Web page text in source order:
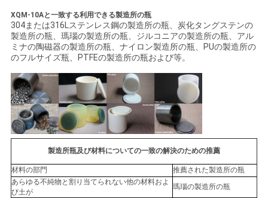
XQM-10Aと一致する利用できる製造所の瓶
304または316Lステンレス鋼の製造所の瓶、炭化タングステンの
製造所の瓶、瑪瑙の製造所の瓶、ジルコニアの製造所の瓶、アル
ミナの陶磁器の製造所の瓶、ナイロン製造所の瓶、PUの製造所の
のフルサイズ瓶、PTFEの製造所の瓶および等。
製造所瓶及び材料についての一致の解決のための推薦
材料の部門
推薦された製造所の瓶
あらゆる不純物と割り当てられない他の材料およ
び土が
瑪瑙の製造所の瓶